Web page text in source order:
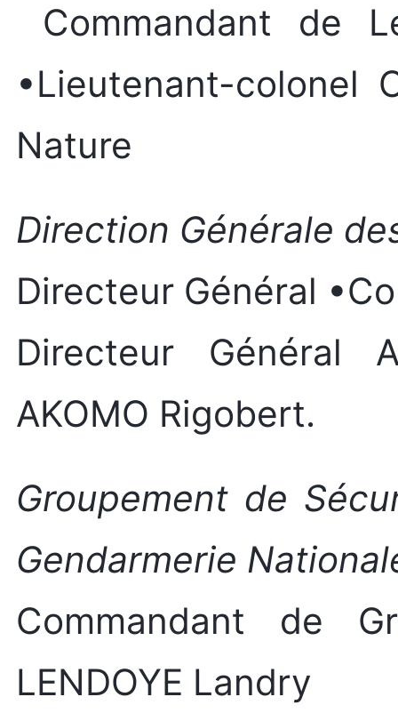
Commandant de
•Lieutenant-colonel
Nature
Direction Générale
Directeur Général
Directeur Général
AKOMO Rigobert.
Groupement de
Gendarmerie
Commandant de
LENDOYE Landry